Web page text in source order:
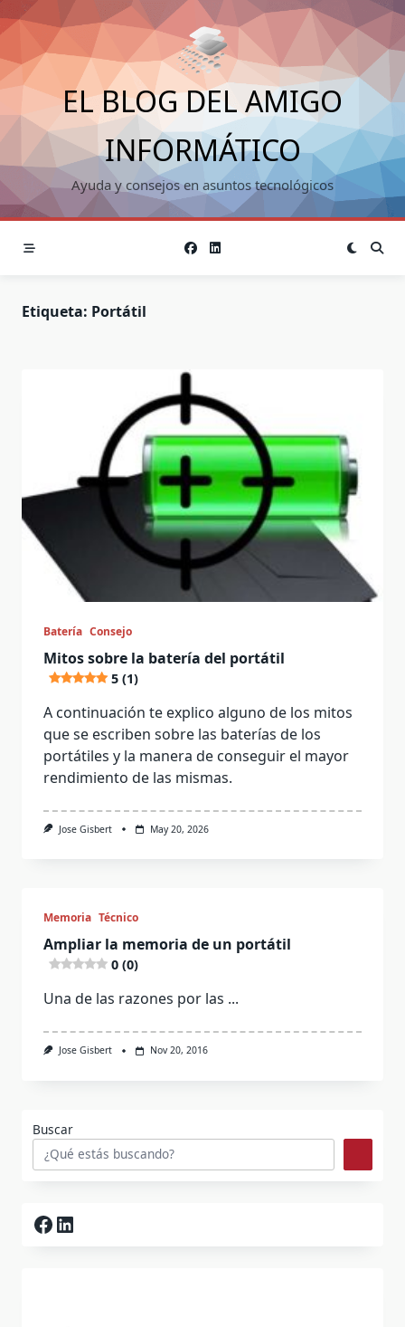
Saltar
al
contenido
EL BLOG DEL AMIGO
INFORMÁTICO
Ayuda y consejos en asuntos tecnológicos
Etiqueta: Portátil
Batería Consejo
Mitos sobre la batería del portátil
5 (1)
A continuación te explico alguno de los mitos
que se escriben sobre las baterías de los
portátiles y la manera de conseguir el mayor
rendimiento de las mismas.
Jose Gisbert May 20, 2026
Memoria Técnico
Ampliar la memoria de un portátil
0 (0)
Una de las razones por las ...
Jose Gisbert Nov 20, 2016
Buscar
Facebook
LinkedIn